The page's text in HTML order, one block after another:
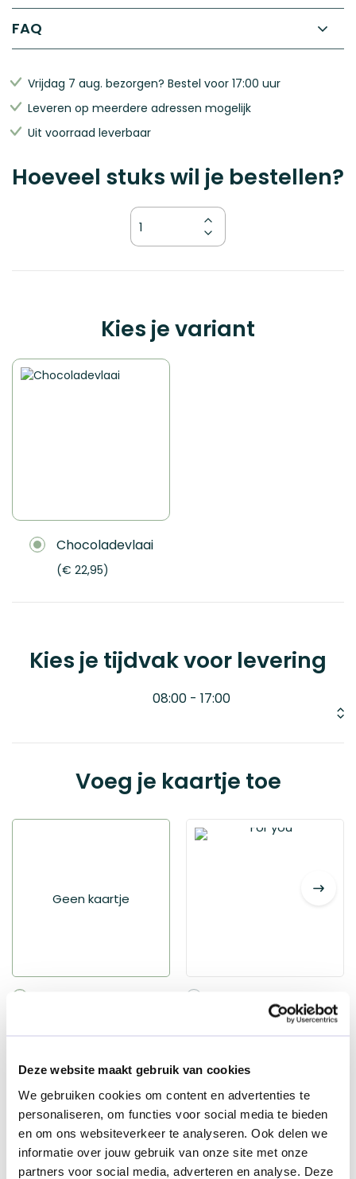
Deze website maakt gebruik van cookies
We gebruiken cookies om content en advertenties te
personaliseren, om functies voor social media te bieden
en om ons websiteverkeer te analyseren. Ook delen we
informatie over jouw gebruik van onze site met onze
partners voor social media, adverteren en analyse. Deze
FAQ
Vrijdag 7 aug. bezorgen? Bestel voor 17:00 uur
Leveren op meerdere adressen mogelijk
Uit voorraad leverbaar
Hoeveel stuks wil je bestellen?
Kies je variant
Chocoladevlaai
€ 22,95
Kies je tijdvak voor levering
08:00 - 17:00
Voeg je kaartje toe
Geen kaartje
Kies je extra's